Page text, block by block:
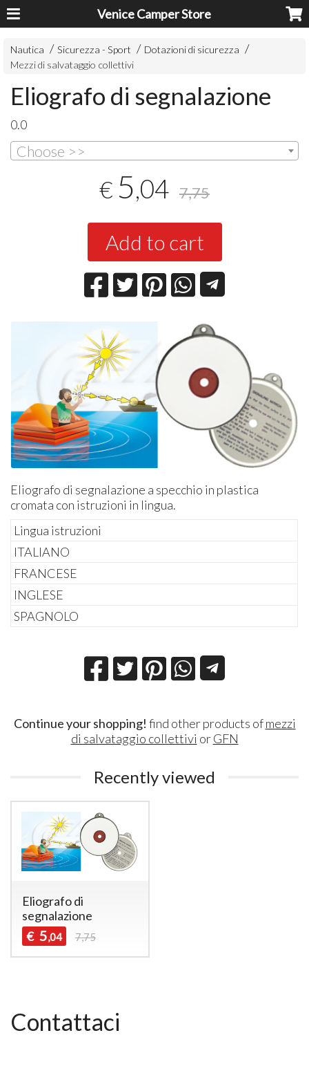
Venice Camper Store
Nautica Sicurezza - Sport
Dotazioni di sicurezza
Mezzi di salvataggio collettivi
Eliografo di segnalazione
0.0
Choose >>
€ 5,04 7,75
Add to cart
Eliografo di segnalazione a specchio in plastica
cromata con istruzioni in lingua.
Lingua istruzioni
ITALIANO
FRANCESE
INGLESE
SPAGNOLO
Continue your shopping! find other products ofmezzi
di salvataggio collettivi orGFN
Recently viewed
Eliografo di
segnalazione
€ 5,04 7,75
Contattaci